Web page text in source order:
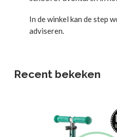
In de winkel kan de step
adviseren.
Recent bekeken